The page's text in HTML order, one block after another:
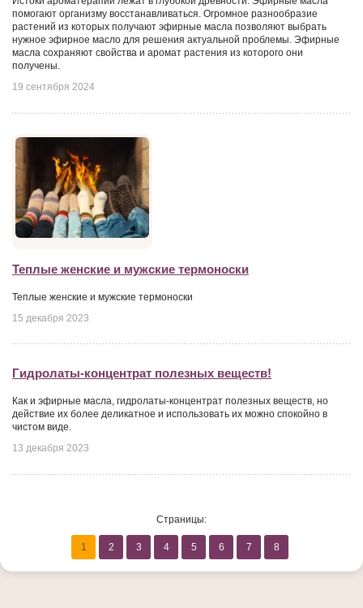
помогают организму восстанавливаться. Огромное разнообразие
растений из которых получают эфирные масла позволяют выбрать
нужное эфирное масло для решения актуальной проблемы. Эфирные
масла сохраняют свойства и аромат растения из которого они
получены.
19 сентября 2024
Теплые женские и мужские термоноски
Теплые женские и мужские термоноски
15 декабря 2023
Гидролаты-концентрат полезных веществ!
Как и эфирные масла, гидролаты-концентрат полезных веществ, но
действие их более деликатное и использовать их можно спокойно в
чистом виде.
13 декабря 2023
Страницы:
1 2 3 4 5 6 7 8